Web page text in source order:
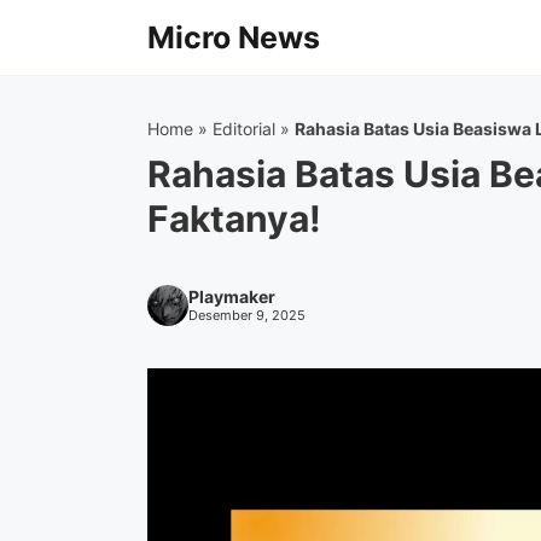
Micro News
Home » Editorial » Rahasia Batas Usia Beasiswa
Rahasia Batas Usia
Faktanya!
Playmaker
Desember 9, 2025